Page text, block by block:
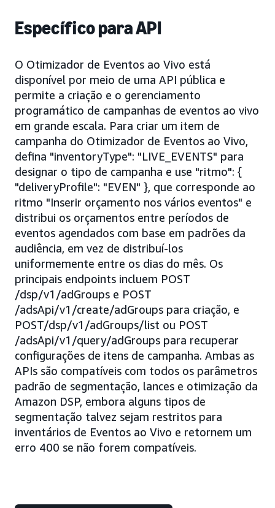
Específico para API
O Otimizador de Eventos ao Vivo está
disponível por meio de uma API pública e
permite a criação e o gerenciamento
programático de campanhas de eventos ao vivo
em grande escala. Para criar um item de
campanha do Otimizador de Eventos ao Vivo,
defina "inventoryType": "LIVE_EVENTS" para
designar o tipo de campanha e use "ritmo": {
"deliveryProfile": "EVEN" }, que corresponde ao
ritmo "Inserir orçamento nos vários eventos" e
distribui os orçamentos entre períodos de
eventos agendados com base em padrões da
audiência, em vez de distribuí-los
uniformemente entre os dias do mês. Os
principais endpoints incluem POST
/dsp/v1/adGroups e POST
/adsApi/v1/create/adGroups para criação, e
POST/dsp/v1/adGroups/list ou POST
/adsApi/v1/query/adGroups para recuperar
configurações de itens de campanha. Ambas as
APIs são compatíveis com todos os parâmetros
padrão de segmentação, lances e otimização da
Amazon DSP, embora alguns tipos de
segmentação talvez sejam restritos para
inventários de Eventos ao Vivo e retornem um
erro 400 se não forem compatíveis.